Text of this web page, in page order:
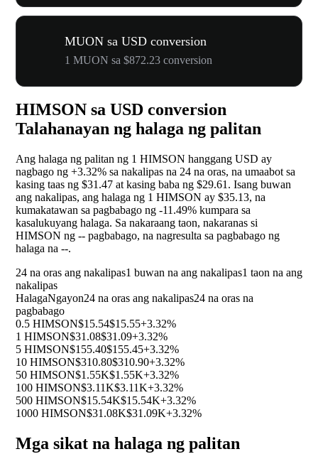
MUON sa USD conversion
1 MUON sa $872.23 conversion
HIMSON sa USD conversion
Talahanayan ng halaga ng palitan
Ang halaga ng palitan ng 1 HIMSON hanggang USD ay
nagbago ng +3.32% sa nakalipas na 24 na oras, na umaabot sa
kasing taas ng $31.47 at kasing baba ng $29.61. Isang buwan
ang nakalipas, ang halaga ng 1 HIMSON ay $35.13, na
kumakatawan sa pagbabago ng -11.49% kumpara sa
kasalukuyang halaga. Sa nakaraang taon, nakaranas si
HIMSON ng -- pagbabago, na nagresulta sa pagbabago ng
halaga na --.
24 na oras ang nakalipas1 buwan na ang nakalipas1 taon na ang
nakalipas
HalagaNgayon24 na oras ang nakalipas24 na oras na
pagbabago
0.5 HIMSON$15.54$15.55+3.32%
1 HIMSON$31.08$31.09+3.32%
5 HIMSON$155.40$155.45+3.32%
10 HIMSON$310.80$310.90+3.32%
50 HIMSON$1.55K$1.55K+3.32%
100 HIMSON$3.11K$3.11K+3.32%
500 HIMSON$15.54K$15.54K+3.32%
1000 HIMSON$31.08K$31.09K+3.32%
Mga sikat na halaga ng palitan